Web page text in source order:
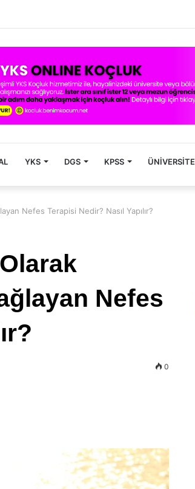
YKS DGS KPSS ÜNIVERSITE
Nefes Terapisi Nedir? Nasıl Yapılır?
Nefes
0